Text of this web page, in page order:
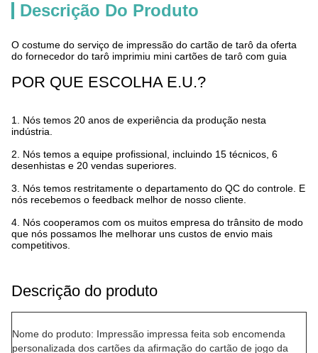
Descrição Do Produto
O costume do serviço de impressão do cartão de tarô da oferta
do fornecedor do tarô imprimiu mini cartões de tarô com guia
POR QUE ESCOLHA E.U.?
1. Nós temos 20 anos de experiência da produção nesta
indústria.
2. Nós temos a equipe profissional, incluindo 15 técnicos, 6
desenhistas e 20 vendas superiores.
3. Nós temos restritamente o departamento do QC do controle. E
nós recebemos o feedback melhor de nosso cliente.
4. Nós cooperamos com os muitos empresa do trânsito de modo
que nós possamos lhe melhorar uns custos de envio mais
competitivos.
Descrição do produto
Nome do produto: Impressão impressa feita sob encomenda
personalizada dos cartões da afirmação do cartão de jogo da